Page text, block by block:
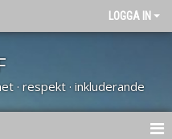
LOGGA IN
· respekt · inkluderande